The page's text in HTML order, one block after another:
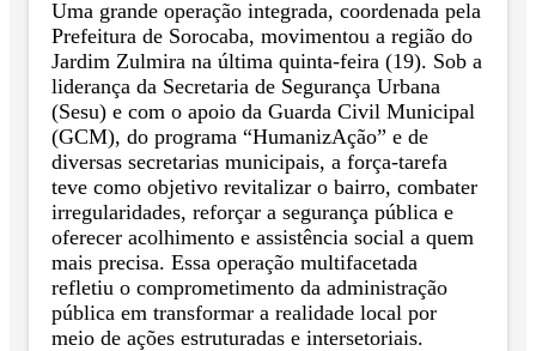
Uma grande operação integrada, coordenada pela
Prefeitura de Sorocaba, movimentou a região do
Jardim Zulmira na última quinta-feira (19). Sob a
liderança da Secretaria de Segurança Urbana
(Sesu) e com o apoio da Guarda Civil Municipal
(GCM), do programa “HumanizAção” e de
diversas secretarias municipais, a força-tarefa
teve como objetivo revitalizar o bairro, combater
irregularidades, reforçar a segurança pública e
oferecer acolhimento e assistência social a quem
mais precisa. Essa operação multifacetada
refletiu o comprometimento da administração
pública em transformar a realidade local por
meio de ações estruturadas e intersetoriais.